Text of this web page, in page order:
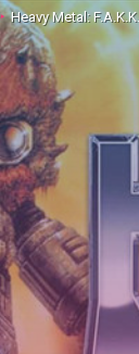
Heavy Metal: